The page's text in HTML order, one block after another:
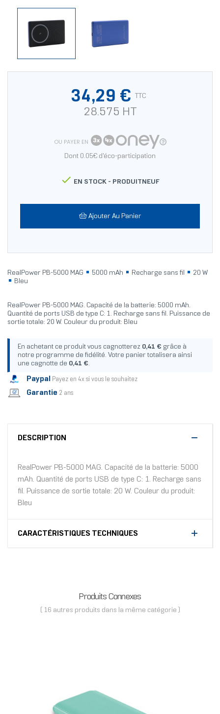
34,29 € TTC
28.575 HT
OU PAYER EN
Dont 0.05€ d'éco-participation
 EN STOCK - PRODUITNEUF
Ajouter Au Panier
RealPower PB-5000 MAG 5000 mAh Recharge sans fil
20 W
Bleu
RealPower PB-5000 MAG. Capacité de la batterie: 5000 mAh.
Quantité de ports USB de type C: 1. Recharge sans fil. Puissance de
sortie totale: 20 W. Couleur du produit: Bleu
En achetant ce produit vous cagnotterez 0,41 € grâce à
notre programme de fidélité. Votre panier totalisera ainsi
une cagnotte de 0,41 €.
Paypal Payez en 4x si vous le souhaitez
Garantie 2 ans
DESCRIPTION
RealPower PB-5000 MAG. Capacité de la batterie: 5000
mAh. Quantité de ports USB de type C: 1. Recharge sans
fil. Puissance de sortie totale: 20 W. Couleur du produit:
Bleu
CARACTÉRISTIQUES TECHNIQUES
Produits Connexes
( 16 autres produits dans la même catégorie )